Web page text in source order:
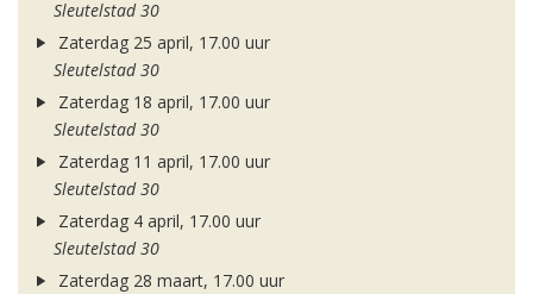
Sleutelstad 30
Zaterdag 25 april, 17.00 uur
Sleutelstad 30
Zaterdag 18 april, 17.00 uur
Sleutelstad 30
Zaterdag 11 april, 17.00 uur
Sleutelstad 30
Zaterdag 4 april, 17.00 uur
Sleutelstad 30
Zaterdag 28 maart, 17.00 uur